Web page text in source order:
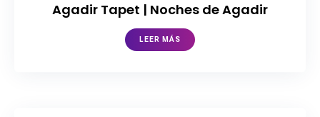
Agadir Tapet | Noches de Agadir
LEER MÁS